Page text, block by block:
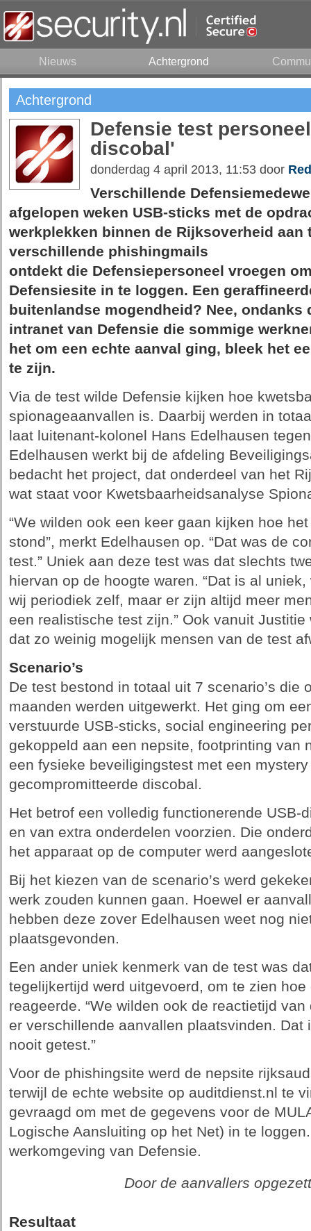
Nieuws Achtergrond
Achtergrond
Defensie test
discobal'
donderdag 4 april 2013, 11:53 door
Verschillende
afgelopen weken USB-sticks met de
werkplekken binnen de Rijksoverheid aan
verschillende phishingmails
ontdekt die Defensiepersoneel vroegen
Defensiesite in te loggen. Een
buitenlandse mogendheid? Nee, ondanks
intranet van Defensie die sommige
het om een echte aanval ging, bleek het
te zijn.
Via de test wilde Defensie kijken hoe
spionageaanvallen is. Daarbij werden in
laat luitenant-kolonel Hans Edelhausen
Edelhausen werkt bij de afdeling
bedacht het project, dat onderdeel van het
wat staat voor Kwetsbaarheidsanalyse
“We wilden ook een keer gaan kijken hoe
stond”, merkt Edelhausen op. “Dat was de
test.” Uniek aan deze test was dat slechts
hiervan op de hoogte waren. “Dat is al
wij periodiek zelf, maar er zijn altijd meer
een realistische test zijn.” Ook vanuit
dat zo weinig mogelijk mensen van de test
Scenario’s
De test bestond in totaal uit 7 scenario’s die
maanden werden uitgewerkt. Het ging om
verstuurde USB-sticks, social engineering
gekoppeld aan een nepsite, footprinting van
een fysieke beveiligingstest met een
gecompromitteerde discobal.
Het betrof een volledig functionerende USB-
en van extra onderdelen voorzien. Die
het apparaat op de computer werd
Bij het kiezen van de scenario’s werd
werk zouden kunnen gaan. Hoewel er
hebben deze zover Edelhausen weet nog
plaatsgevonden.
Een ander uniek kenmerk van de test was
tegelijkertijd werd uitgevoerd, om te zien
reageerde. “We wilden ook de reactietijd
er verschillende aanvallen plaatsvinden.
nooit getest.”
Voor de phishingsite werd de nepsite
terwijl de echte website op auditdienst.nl te
gevraagd om met de gegevens voor de
Logische Aansluiting op het Net) in te
werkomgeving van Defensie.
Door de aanvallers
Resultaat